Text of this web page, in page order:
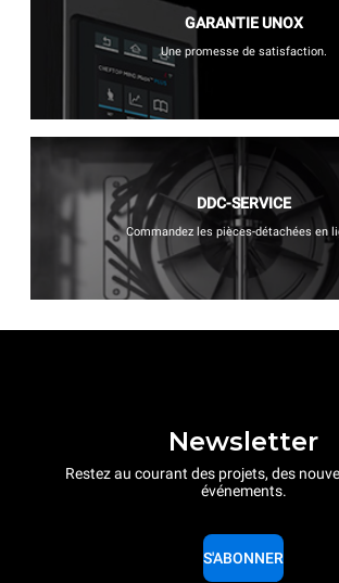
GARANTIE UNOX
Une promesse de satisfaction.
DDC-SERVICE
Commandez les pièces-détachées en
Newsletter
Restez au courant des projets, des
événements.
S'ABONNER